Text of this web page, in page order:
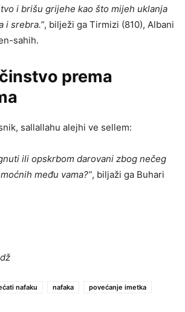
i brišu grijehe kao što mijeh uklanja
i srebra.”, bilježi ga Tirmizi (810), Albani
sahih.
prema
sallallahu alejhi ve sellem:
ili opskrbom darovani zbog nečeg
među vama?”, biljaži ga Buhari
nafaku nafaka
povećanje imetka